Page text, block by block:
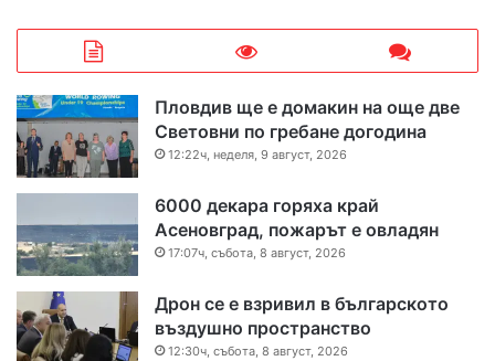
Пловдив ще е домакин на още две
Световни по гребане догодина
12:22ч, неделя, 9 август, 2026
6000 декара горяха край
Асеновград, пожарът е овладян
17:07ч, събота, 8 август, 2026
Дрон се е взривил в българското
въздушно пространство
12:30ч, събота, 8 август, 2026